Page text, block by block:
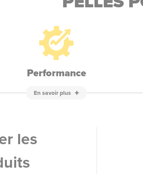
Performance
En savoir plus
les